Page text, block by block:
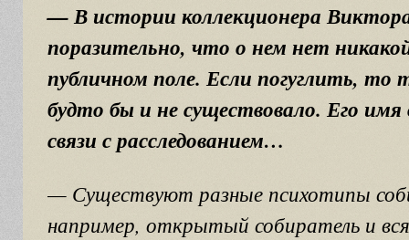
— В истории коллекционера
поразительно, что о нем нет
публичном поле. Если погуглить, то
будто бы и не существовало. Его
связи с расследованием…
— Существуют разные психотипы
например, открытый собиратель и